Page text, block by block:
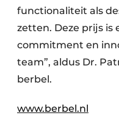
functionaliteit als
zetten. Deze prijs is
commitment en
team”, aldus Dr.
berbel.
www.berbel.nl